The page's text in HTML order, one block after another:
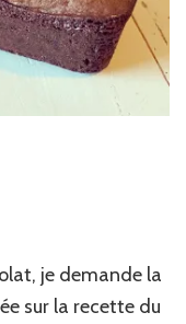
je demande la
sur la recette du